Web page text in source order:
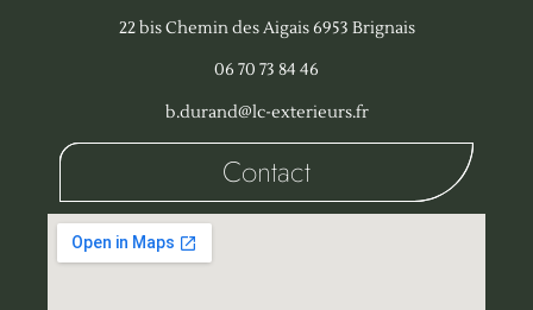
22 bis Chemin des Aigais 6953 Brignais
06 70 73 84 46
b.durand@lc-exterieurs.fr
Contact